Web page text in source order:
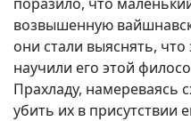
возвышенную
они стали выяснять,
научили его этой
Прахладу, намереваясь
убить их в присутствии